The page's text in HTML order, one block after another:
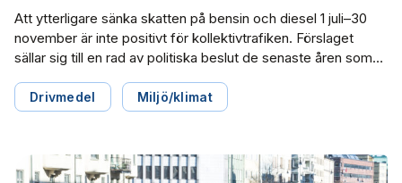
Att ytterligare sänka skatten på bensin och diesel 1 juli–30
november är inte positivt för kollektivtrafiken. Förslaget
sällar sig till en rad av politiska beslut de senaste åren som
konkurrenskraft och försämrar kollektivtrafikens möjligheter
att konkurrera. Det skriver Svensk Kollektivtrafik i sitt
regeringens förslag.
Drivmedel Miljö/klimat